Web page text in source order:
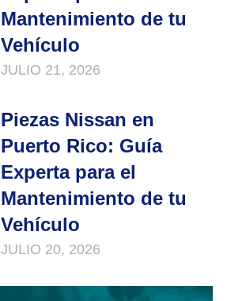
Mantenimiento de tu
Vehículo
JULIO 21, 2026
Piezas Nissan en
Puerto Rico: Guía
Experta para el
Mantenimiento de tu
Vehículo
JULIO 20, 2026